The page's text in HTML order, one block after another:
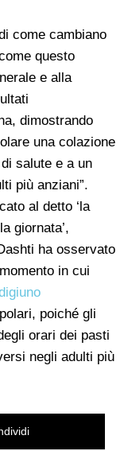
come cambiano
questo
e alla
dimostrando
una colazione
salute e a un
più anziani”.
al detto ‘la
giornata’,
ha osservato
in cui
poiché gli
orari dei pasti
negli adulti più